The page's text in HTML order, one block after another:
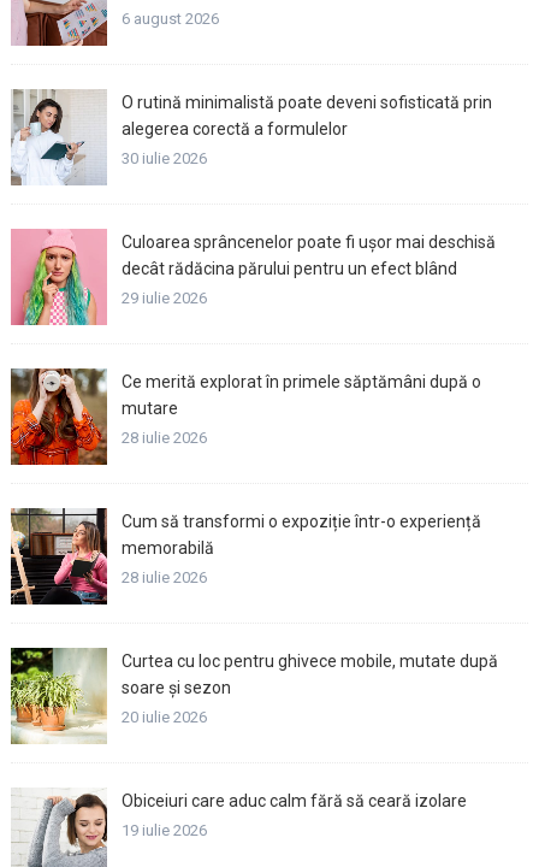
6 august 2026
O rutină minimalistă poate deveni sofisticată prin
alegerea corectă a formulelor
30 iulie 2026
Culoarea sprâncenelor poate fi ușor mai deschisă
decât rădăcina părului pentru un efect blând
29 iulie 2026
Ce merită explorat în primele săptămâni după o
mutare
28 iulie 2026
Cum să transformi o expoziție într-o experiență
memorabilă
28 iulie 2026
Curtea cu loc pentru ghivece mobile, mutate după
soare și sezon
20 iulie 2026
Obiceiuri care aduc calm fără să ceară izolare
19 iulie 2026